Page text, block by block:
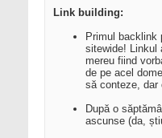
Link building:
Primul backlink
sitewide! Linkul
mereu fiind
de pe acel
să conteze, dar
După o
ascunse (da,